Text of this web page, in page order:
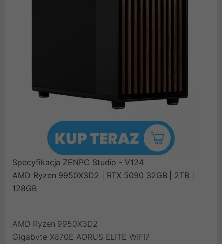
Specyfikacja ZENPC Studio - V124
AMD Ryzen 9950X3D2 | RTX 5090 32GB | 2TB |
128GB
AMD Ryzen 9950X3D2
Gigabyte X870E AORUS ELITE WIFI7